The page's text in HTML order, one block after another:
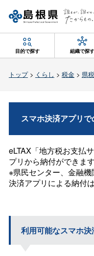
目的で探す 組織で探す
トップ> くらし > 税金> 県税
スマホ決済アプリで
eLTAX「地方税お支払
プリから納付ができます
※県民センター、金融
決済アプリによる納付
利用可能なスマホ決